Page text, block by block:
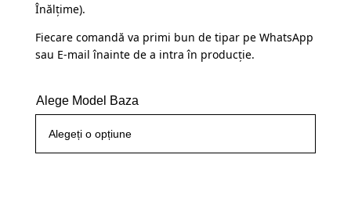
Înălțime).
Fiecare comandă va primi bun de tipar pe WhatsApp
sau E-mail înainte de a intra în producție.
Alege Model Baza